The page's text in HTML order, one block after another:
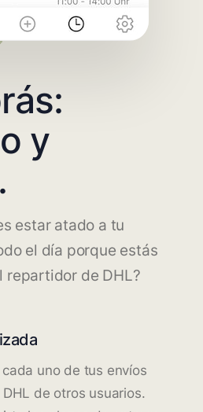
y
estar atado a tu
el día porque estás
repartidor de DHL?
uno de tus envíos
de otros usuarios.